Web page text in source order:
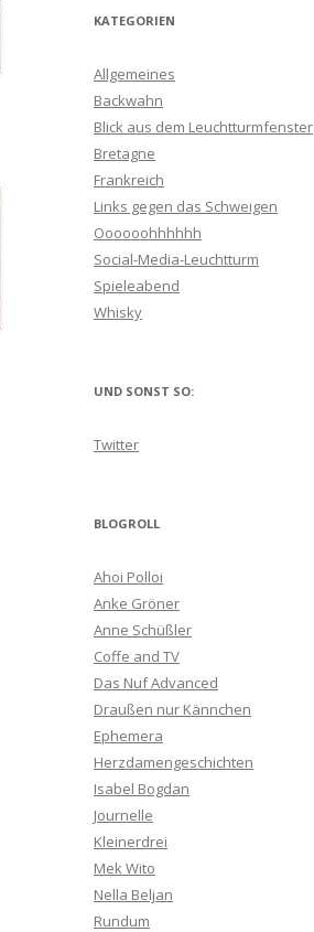
KATEGORIEN
Allgemeines
Backwahn
Blick aus dem Leuchtturmfenster
Bretagne
Frankreich
Links gegen das Schweigen
Oooooohhhhhh
Social-Media-Leuchtturm
Spieleabend
Whisky
UND SONST SO:
Twitter
BLOGROLL
Ahoi Polloi
Anke Gröner
Anne Schüßler
Coffe and TV
Das Nuf Advanced
Draußen nur Kännchen
Ephemera
Herzdamengeschichten
Isabel Bogdan
Journelle
Kleinerdrei
Mek Wito
Nella Beljan
Rundum